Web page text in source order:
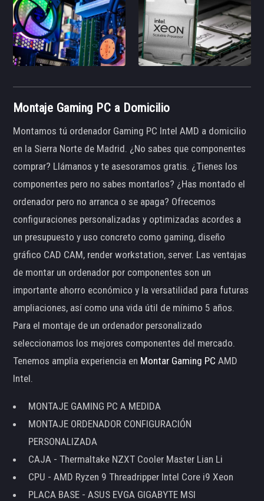
Montaje Gaming PC a Domicilio
Montamos tú ordenador Gaming PC Intel AMD a domicilio
en la Sierra Norte de Madrid. ¿No sabes que componentes
comprar? Llámanos y te asesoramos gratis. ¿Tienes los
componentes pero no sabes montarlos? ¿Has montado el
ordenador pero no arranca o se apaga? Ofrecemos
configuraciones personalizadas y optimizadas acordes a
un presupuesto y uso concreto como gaming, diseño
gráfico CAD CAM, render workstation, server. Las ventajas
de montar un ordenador por componentes son un
importante ahorro económico y la versatilidad para futuras
ampliaciones, así como una vida útil de mínimo 5 años.
Para el montaje de un ordenador personalizado
seleccionamos los mejores componentes del mercado.
Tenemos amplia experiencia en Montar Gaming PC AMD
Intel.
MONTAJE GAMING PC A MEDIDA
MONTAJE ORDENADOR CONFIGURACIÓN
PERSONALIZADA
CAJA - Thermaltake NZXT Cooler Master Lian Li
CPU - AMD Ryzen 9 Threadripper Intel Core i9 Xeon
PLACA BASE - ASUS EVGA GIGABYTE MSI